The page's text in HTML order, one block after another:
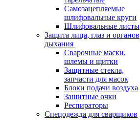
Самозацепляемые
шлифовальные круги
Шлифовальные листы
Защита лица, глаз и органов
дыхания
Сварочные маски,
шлемы и щитки
Защитные стекла,
запчасти для масок
Блоки подачи воздуха
Защитные очки
Респираторы
Спецодежда для сварщиков